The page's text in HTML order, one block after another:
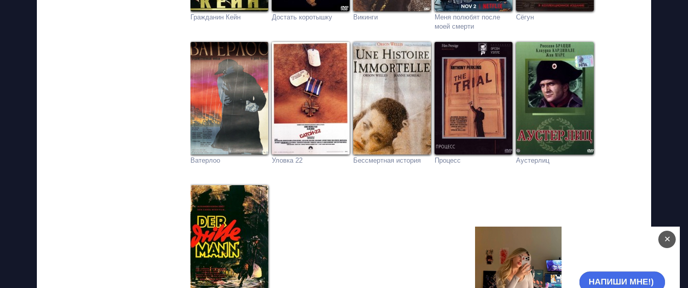
Гражданин Кейн Достать коротышку Викинги
Меня полюбят после
моей смерти
Сёгун
Ватерлоо Уловка 22 Бессмертная история Процесс Аустерлиц
✕